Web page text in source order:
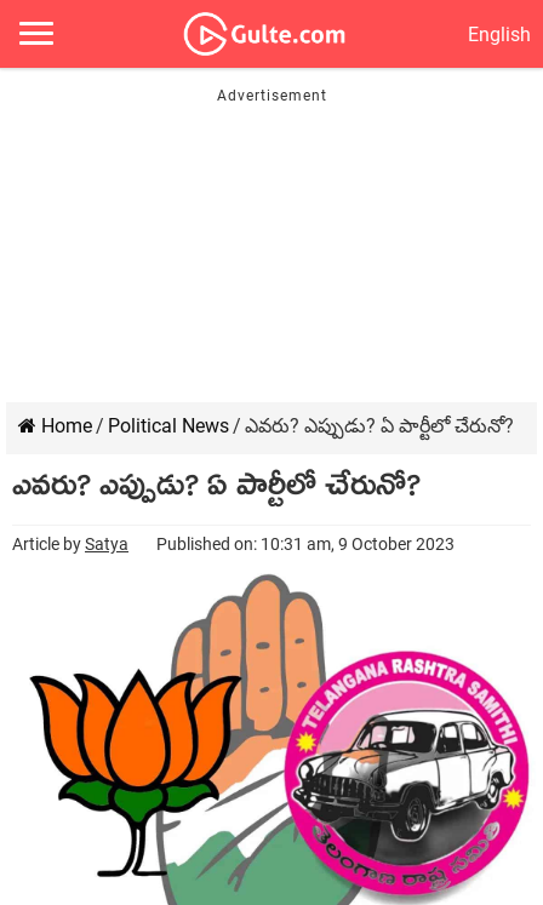
English
Home/ Political News/ ఎవరు? ఎప్పుడు? ఏ పార్టీలో చేరునో?
ఎవరు? ఎప్పుడు? ఏ పార్టీలో చేరునో?
Article bySatya Published on: 10:31 am, 9 October 2023